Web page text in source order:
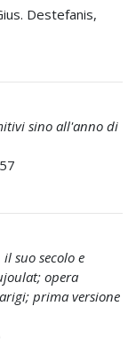
Destefanis,
sino all'anno di
suo secolo e
opera
prima versione